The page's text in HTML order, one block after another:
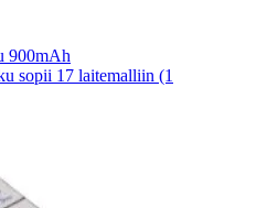
900mAh
sopii 17 laitemalliin (1